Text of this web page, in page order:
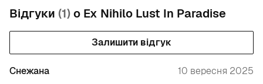
Відгуки (1)о Ex Nihilo Lust In Paradise
Залишити відгук
Снежана
10 вересня 2025